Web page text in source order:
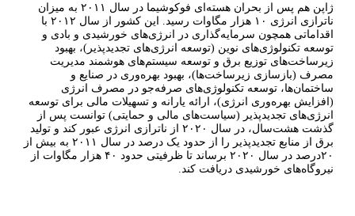
ژاپن هم پس از بحران هسته‌ای فوکوشیما در سال ۲۰۱۱ به میزان
ناترازی انرژی ۱۰ هزار مگاوات رسید. این کشور از سال ۲۰۱۲ با
اقداماتی همچون سرمایه‌گذاری در انرژی‌های خورشیدی و بادی و
توسعه تکنولوژی‌های نوین (توسعه انرژی‌های تجدیدپذیر)، بهبود
زیرساخت‌های توزیع برق و توسعه سیستم‌های هوشمند مدیریت
مصرف (بازسازی زیرساخت‌ها)، بهبود بهره‌وری در صنایع و
ساختمان‌ها، توسعه تکنولوژی‌های صرفه‌جو در مصرف انرژی
(افزایش بهره‌وری انرژی)، ارائه یارانه و تسهیلات مالی برای توسعه
انرژی‌های تجدیدپذیر (سیاست‌های مالی و حمایتی) توانست پس از
گذشت هشت‌سال، در سال ۲۰۲۰ از ناترازی انرژی عبور کند و تولید
برق از منابع تجدیدپذیر را از حدود یک درصد در سال ۲۰۱۱ به بیش از
۲۰درصد در سال ۲۰۲۰ برساند تا ظرفیتی حدود ۴۰ هزار مگاوات از
نیروگاه‌های خورشیدی دریافت کند.